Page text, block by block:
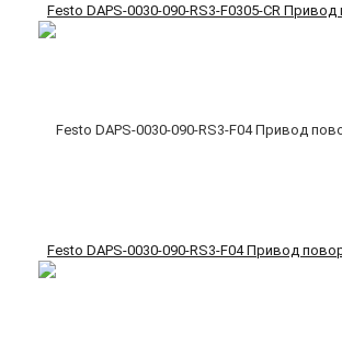
Festo DAPS-0030-090-RS3-F0305-CR
Festo DAPS-0030-090-RS3-F04 Привод